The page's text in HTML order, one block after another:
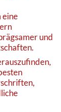
eine
und